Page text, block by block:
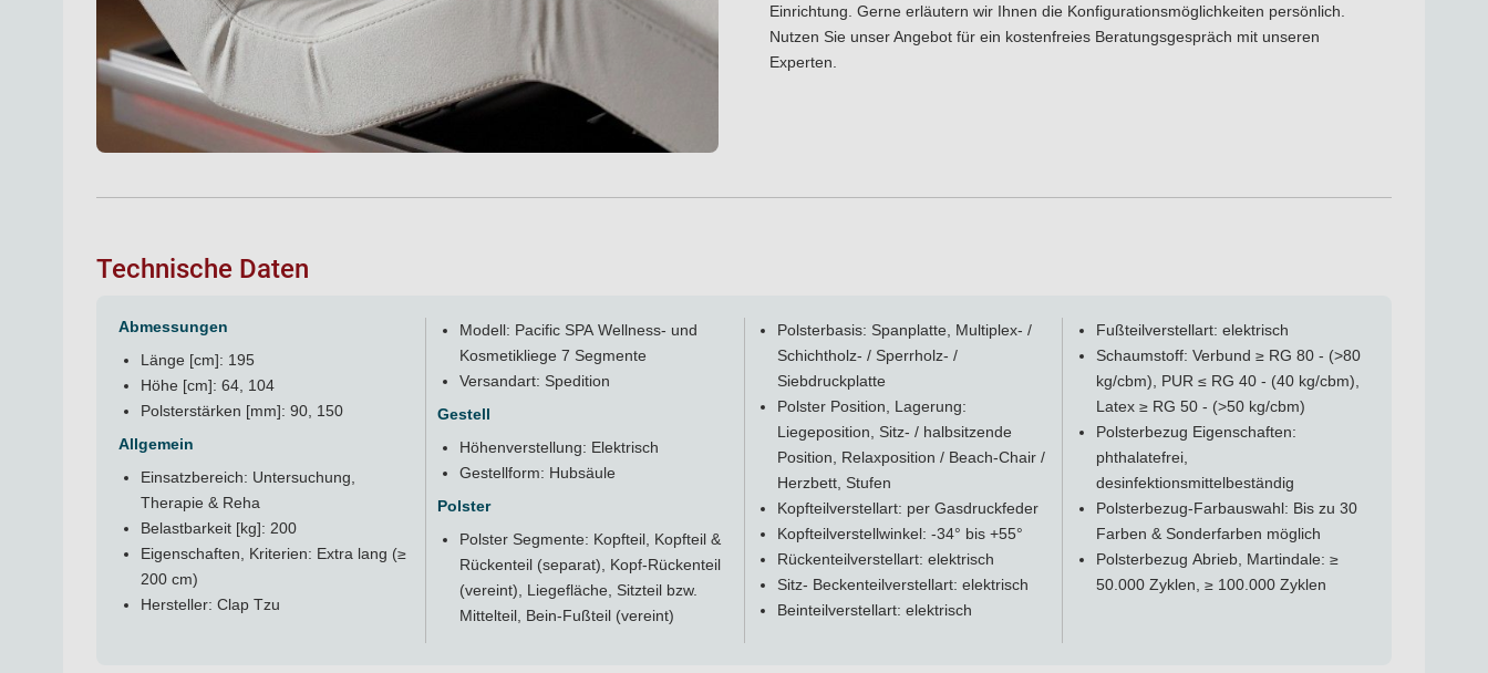
Behandlungsraum können Sie die Liege optional mit einer integrierten
Liegeflächenheizung sowie LED-Leuchten konfigurieren. Diese Zusatzausstattung
unterstützt das Wellness-Erlebnis und sorgt für visuelle Akzente in Ihrer Praxis.
Einrichtung. Gerne erläutern wir Ihnen die Konfigurationsmöglichkeiten persönlich.
Nutzen Sie unser Angebot für ein kostenfreies Beratungsgespräch mit unseren
Experten.
Technische Daten
Abmessungen
Länge [cm]: 195
Höhe [cm]: 64, 104
Polsterstärken [mm]: 90, 150
Allgemein
Einsatzbereich: Untersuchung,
Therapie & Reha
Belastbarkeit [kg]: 200
Eigenschaften, Kriterien: Extra lang (≥
200 cm)
Hersteller: Clap Tzu
Modell: Pacific SPA Wellness- und
Kosmetikliege 7 Segmente
Versandart: Spedition
Gestell
Höhenverstellung: Elektrisch
Gestellform: Hubsäule
Polster
Polster Segmente: Kopfteil, Kopfteil &
Rückenteil (separat), Kopf-Rückenteil
(vereint), Liegefläche, Sitzteil bzw.
Mittelteil, Bein-Fußteil (vereint)
Polsterbasis: Spanplatte, Multiplex- /
Schichtholz- / Sperrholz- /
Siebdruckplatte
Polster Position, Lagerung:
Liegeposition, Sitz- / halbsitzende
Position, Relaxposition / Beach-Chair /
Herzbett, Stufen
Kopfteilverstellart: per Gasdruckfeder
Kopfteilverstellwinkel: -34° bis +55°
Rückenteilverstellart: elektrisch
Sitz- Beckenteilverstellart: elektrisch
Beinteilverstellart: elektrisch
Fußteilverstellart: elektrisch
Schaumstoff: Verbund ≥ RG 80 - (>80
kg/cbm), PUR ≤ RG 40 - (40 kg/cbm),
Latex ≥ RG 50 - (>50 kg/cbm)
Polsterbezug Eigenschaften:
phthalatefrei,
desinfektionsmittelbeständig
Polsterbezug-Farbauswahl: Bis zu 30
Farben & Sonderfarben möglich
Polsterbezug Abrieb, Martindale: ≥
50.000 Zyklen, ≥ 100.000 Zyklen